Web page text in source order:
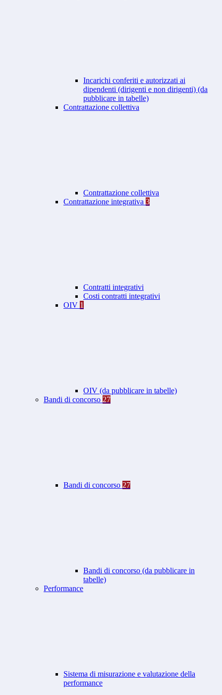
Incarichi conferiti e autorizzati ai
dipendenti (dirigenti e non dirigenti) (da
pubblicare in tabelle)
Contrattazione collettiva
Contrattazione collettiva
Contrattazione integrativa 3
Contratti integrativi
Costi contratti integrativi
OIV 1
OIV (da pubblicare in tabelle)
Bandi di concorso 27
Bandi di concorso 27
Bandi di concorso (da pubblicare in
tabelle)
Performance
Sistema di misurazione e valutazione della
performance